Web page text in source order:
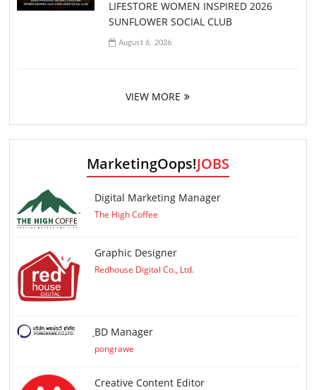
LIFESTORE WOMEN INSPIRED 2026
SUNFLOWER SOCIAL CLUB
August 6, 2026
VIEW MORE
MarketingOops!JOBS
Digital Marketing Manager
The High Coffee
Graphic Designer
Redhouse Digital Co., Ltd.
ฺBD Manager
pongrawe
Creative Content Editor